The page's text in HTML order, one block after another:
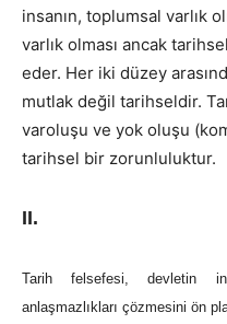
insanın, toplumsal varlık
varlık olması ancak
eder. Her iki düzey
mutlak değil tarihseldir.
varoluşu ve yok oluşu
tarihsel bir zorunluluktur.
II.
Tarih felsefesi, devletin
anlaşmazlıkları çözmesini ön